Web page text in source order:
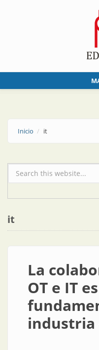
Inicio it
Formulario de búsqueda
it
La
OT e IT es
industria